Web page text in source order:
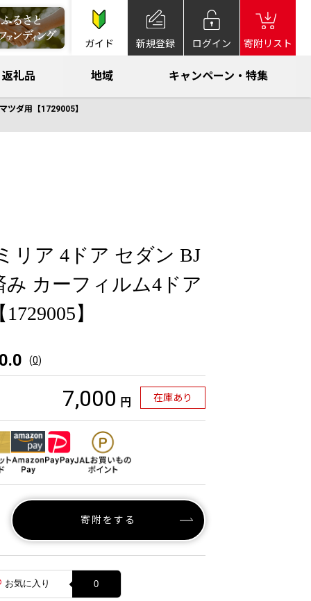
ガイド 新規登録 ログイン 寄附リスト
返礼品 地域 キャンペーン・特集
ツダ用【1729005】
リア 4ドア セダン BJ
み カーフィルム4ドア
】
0.0 (0)
7,000 円 在庫あり
寄附をする
お気に入り 0